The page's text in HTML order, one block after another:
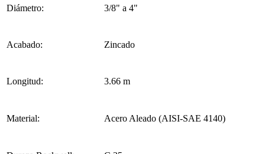
Diámetro: 3/8" a 4"
Acabado: Zincado
Longitud: 3.66 m
Material: Acero Aleado (AISI-SAE 4140)